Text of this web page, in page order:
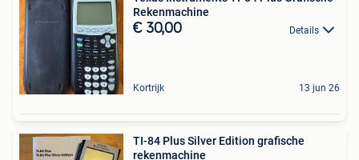
Rekenmachine
€ 30,00 Details
Kortrijk 13 jun 26
TI-84 Plus Silver Edition grafische
rekenmachine